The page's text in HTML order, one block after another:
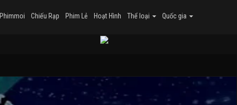
Phimmoi Chiếu Rạp Phim Lẻ Hoạt Hình Thể loại Quốc gia